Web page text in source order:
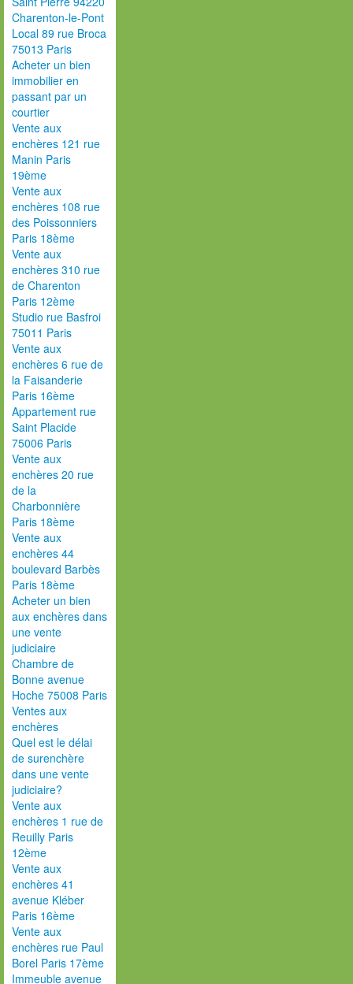
Charenton-le-Pont
Local 89 rue Broca
75013 Paris
Acheter un bien
immobilier en
passant par un
courtier
Vente aux
enchères 121 rue
Manin Paris
19ème
Vente aux
enchères 108 rue
des Poissonniers
Paris 18ème
Vente aux
enchères 310 rue
de Charenton
Paris 12ème
Studio rue Basfroi
75011 Paris
Vente aux
enchères 6 rue de
la Faisanderie
Paris 16ème
Appartement rue
Saint Placide
75006 Paris
Vente aux
enchères 20 rue
de la
Charbonnière
Paris 18ème
Vente aux
enchères 44
boulevard Barbès
Paris 18ème
Acheter un bien
aux enchères dans
une vente
judiciaire
Chambre de
Bonne avenue
Hoche 75008 Paris
Ventes aux
enchères
Quel est le délai
de surenchère
dans une vente
judiciaire?
Vente aux
enchères 1 rue de
Reuilly Paris
12ème
Vente aux
enchères 41
avenue Kléber
Paris 16ème
Vente aux
enchères rue Paul
Borel Paris 17ème
Immeuble avenue